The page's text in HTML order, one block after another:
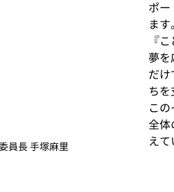
員長 手塚麻里
ポ
ます。
『
夢
だ
ちを
こ
全体
えて